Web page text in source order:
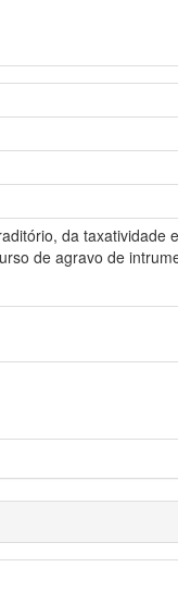
da taxatividade
de agravo de